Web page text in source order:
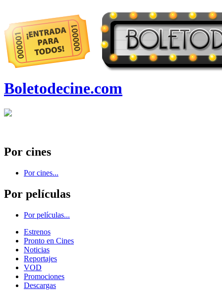
Boletodecine.com
Por cines
Por cines...
Por películas
Por películas...
Estrenos
Pronto en Cines
Noticias
Reportajes
VOD
Promociones
Descargas